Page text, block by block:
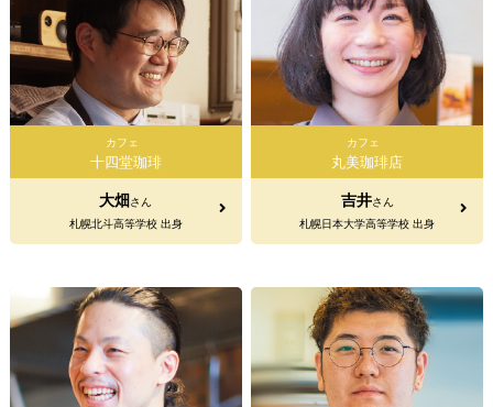
カフェ
十四堂珈琲
大畑 さん
札幌北斗高等学校 出身
カフェ
丸美珈琲店
吉井さん
札幌日本大学高等学校 出身